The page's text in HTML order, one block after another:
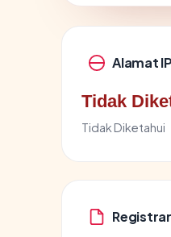
Alamat
Tidak
Tidak Diketahui
Registrar